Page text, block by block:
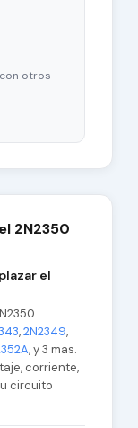
otros
2N2350
el
,2N2349,
, y 3 mas.
corriente,
circuito